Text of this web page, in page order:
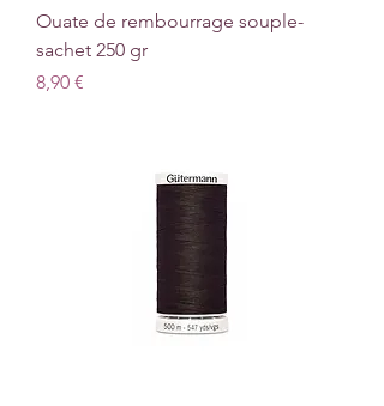
Ouate de rembourrage souple-
sachet 250 gr
Prix
8,90 €